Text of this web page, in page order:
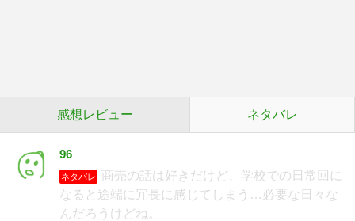
感想レビュー ネタバレ
96
ネタバレ
商売の話は好きだけど、学校での日常回に
なると途端に冗長に感じてしまう…必要な日々な
んだろうけどね。